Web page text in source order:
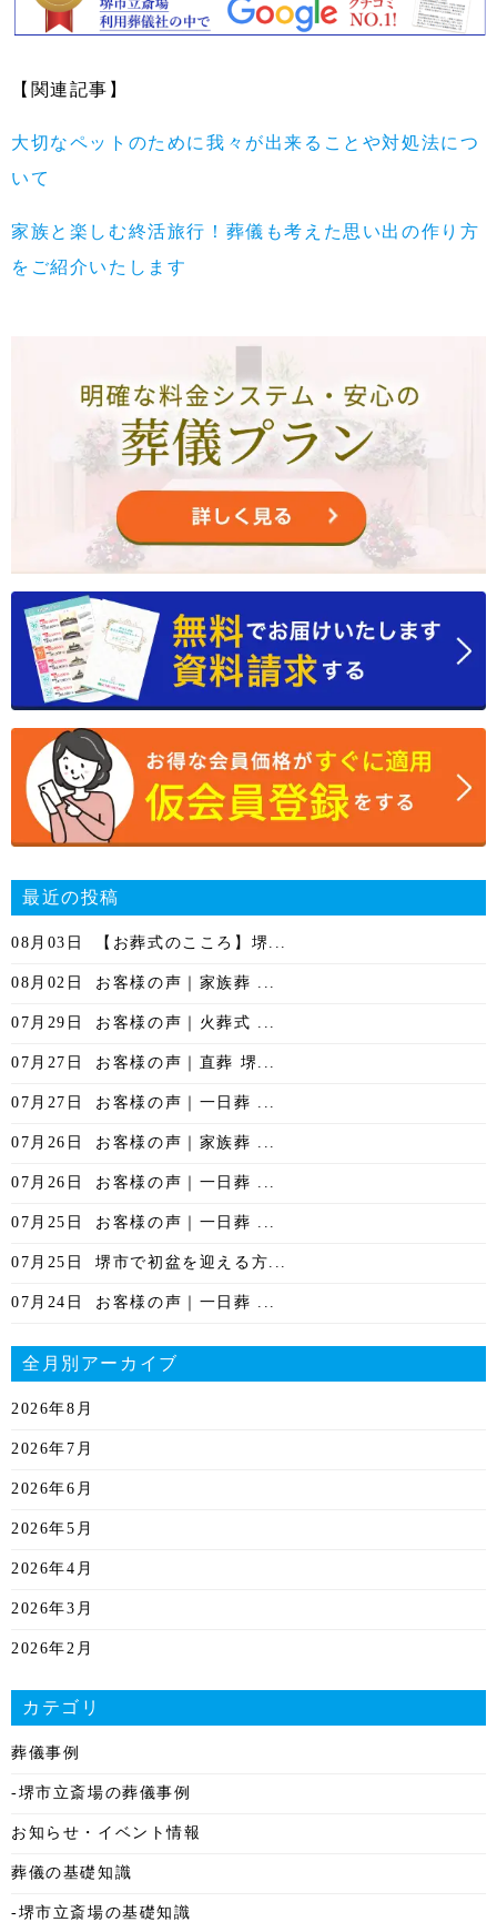
【関連記事】
大切なペットのために我々が出来ることや対処法につ
いて
家族と楽しむ終活旅行！葬儀も考えた思い出の作り方
をご紹介いたします
最近の投稿
08月03日 【お葬式のこころ】堺...
08月02日 お客様の声｜家族葬 ...
07月29日 お客様の声｜火葬式 ...
07月27日 お客様の声｜直葬 堺...
07月27日 お客様の声｜一日葬 ...
07月26日 お客様の声｜家族葬 ...
07月26日 お客様の声｜一日葬 ...
07月25日 お客様の声｜一日葬 ...
07月25日 堺市で初盆を迎える方...
07月24日 お客様の声｜一日葬 ...
全月別アーカイブ
2026年8月
2026年7月
2026年6月
2026年5月
2026年4月
2026年3月
2026年2月
2026年1月
2025年12月
カテゴリ
葬儀事例
-堺市立斎場の葬儀事例
お知らせ・イベント情報
葬儀の基礎知識
-堺市立斎場の基礎知識